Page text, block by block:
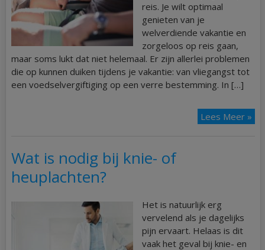
reis. Je wilt optimaal
genieten van je
welverdiende vakantie en
zorgeloos op reis gaan,
maar soms lukt dat niet helemaal. Er zijn allerlei problemen
die op kunnen duiken tijdens je vakantie: van vliegangst tot
een voedselvergiftiging op een verre bestemming. In […]
Lees Meer »
Wat is nodig bij knie- of
heuplachten?
Het is natuurlijk erg
vervelend als je dagelijks
pijn ervaart. Helaas is dit
vaak het geval bij knie- en